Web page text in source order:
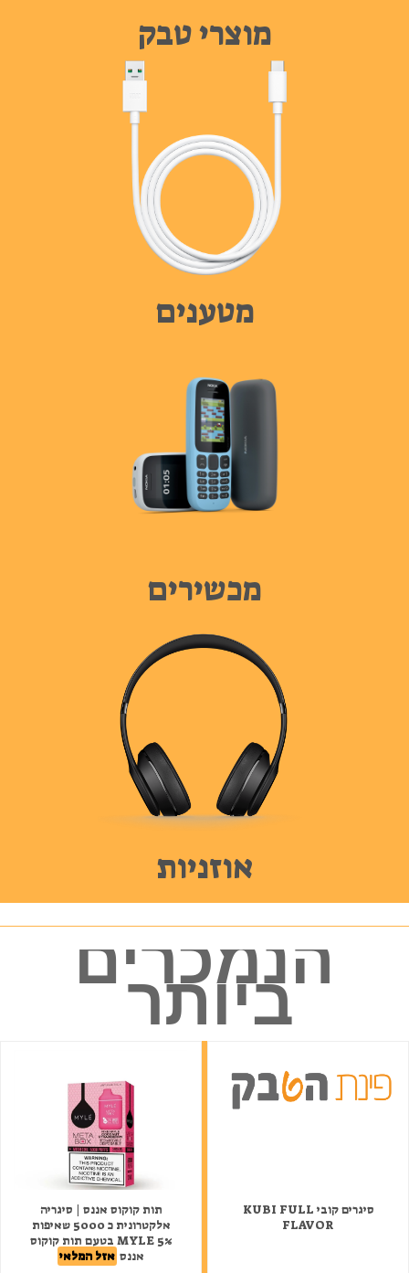
מוצרי טבק
מטענים
מכשירים
אוזניות
הנמכרים
ביותר
סיגרים קובי KUBI FULL
FLAVOR
תות קוקוס אננס | סיגריה
אלקטרונית כ 5000 שאיפות
MYLE 5% בטעם תות קוקוס
אננס אזל המלאי